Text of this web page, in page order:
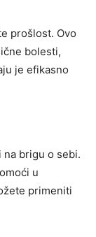
prošlost. Ovo
bolesti,
je efikasno
brigu o sebi.
u
primeniti